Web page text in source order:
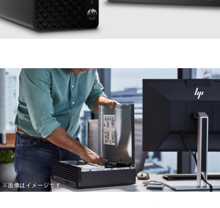
※画像はイメージです